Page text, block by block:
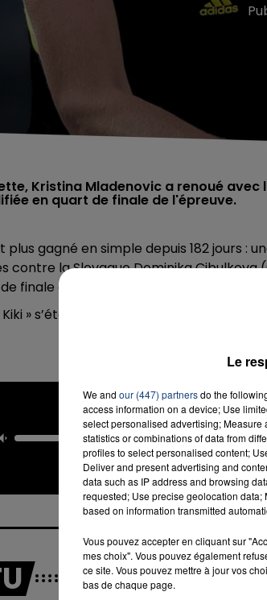
16h00 -
LA TEAM DU
Kristina Mladenovic a renoué
en quart de finale de l'épreuve.
plus gagné en simple depuis 182 jours
contre la Slovaque Dominika
finale du tournoi de Saint-Pétersbourg,
» s’était déjà rassurée en remportant
Balance Ton
Quoi
ANGELE
Le
We and our (447) partnersdo the
access information on a device; Use
select personalised advertising;
statistics or combinations of data from
profiles to select personalised content;
Deliver and present advertising and
data such as IP address and browsing
requested; Use precise geolocation
based on information transmitted
Vous pouvez accepter en cliquant sur
mes choix". Vous pouvez également
ce site. Vous pouvez mettre à jour vos
bas de chaque page.